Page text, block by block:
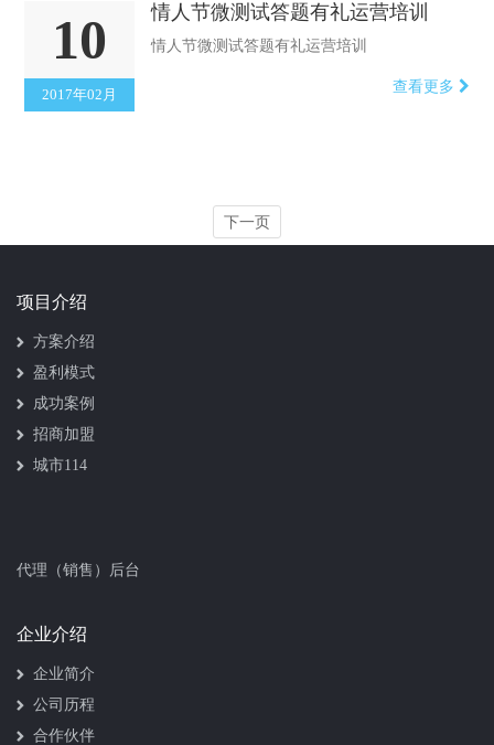
10
2017年02月
情人节微测试答题有礼运营培训
情人节微测试答题有礼运营培训
查看更多
下一页
项目介绍
方案介绍
盈利模式
成功案例
招商加盟
城市114
代理（销售）后台
企业介绍
企业简介
公司历程
合作伙伴